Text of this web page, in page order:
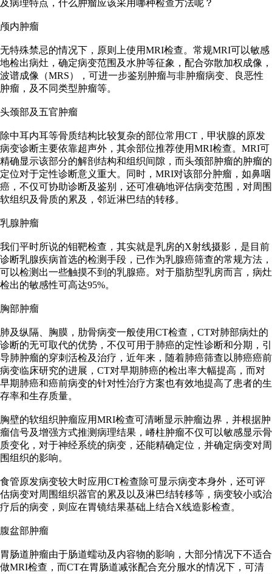
及病理特点，什么肿瘤应该采用哪种检查方法呢？
颅内肿瘤
无特殊禁忌的情况下，原则上使用MRI检查。常规MRI可以敏感
地检出病灶，确定病变范围及水肿等征象，配合弥散加权成像，
波谱成像（MRS），可进一步鉴别肿瘤与非肿瘤病变、良恶性
肿瘤，及不同类型肿瘤等。
头颈部及五官肿瘤
除中耳内耳等骨质结构比较复杂的部位常用CT，甲状腺的原发
病变诊断主要依靠超声外，其余部位推荐使用MRI检查。MRI可
精确显示该部分的解剖结构和组织间隙，而头颈部肿瘤的肿瘤的
定位对于定性诊断意义重大。同时，MRI对该部分肿瘤，如鼻咽
癌，不仅可协助诊断及鉴别，还可准确地评估病变范围，对周围
软组织及骨质的累及，邻近淋巴结的转移。
乳腺肿瘤
我们平时所说的钼靶检查，其实就是乳房的X射线摄影，是目前
诊断乳腺疾病首选的检测手段，已作为乳腺癌筛查的常规方法，
可以检测出一些触摸不到的乳腺癌。对于脂肪型乳房而言，病灶
检出的敏感性可高达95%。
胸部肿瘤
肺及纵隔、胸膜，肋骨病变一般使用CT检查，CT对肺部病灶的
诊断的无可取代的优势，不仅可用于肺癌的定性诊断和分期，引
导肺肿瘤的穿刺活检及治疗，近年来，随着肺癌筛查以肺癌癌前
病变临床研究的进展，CT对早期肺癌的检出率大幅提高，而对
早期肺癌和癌前病变的针对性治疗方案也有效地提高了患者的生
存率和生存质量。
胸壁的软组织肿瘤应用MRI检查可清晰显示肿瘤边界，并根据肿
瘤信号及增强方式推测病理结果，嵴柱肿瘤不仅可以敏感显示骨
质变化，对于神经系统的病变，还能精确定位，并确定病变对周
围组织的影响。
食管原发病变较大时应用CT检查除可显示病变本身外，还可评
估病变对周围组织器官的累及以及淋巴结转移等，病变较小或治
疗后的病变，则应在胃镜结果基础上结合X线造影检查。
腹盆部肿瘤
胃肠道肿瘤由于肠道蠕动及内容物的影响，大部分情况下不适合
做MRI检查，而CT在胃肠道减张配合充分服水的情况下，可清